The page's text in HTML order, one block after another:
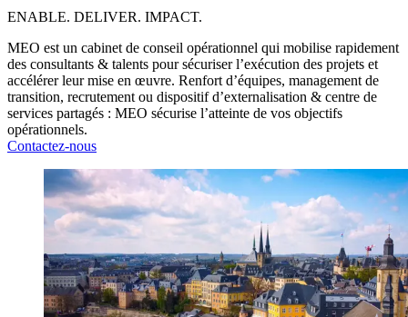
ENABLE. DELIVER. IMPACT.
MEO est un cabinet de conseil opérationnel qui mobilise rapidement
des consultants & talents pour sécuriser l’exécution des projets et
accélérer leur mise en œuvre. Renfort d’équipes, management de
transition, recrutement ou dispositif d’externalisation & centre de
services partagés : MEO sécurise l’atteinte de vos objectifs
opérationnels.
Contactez-nous